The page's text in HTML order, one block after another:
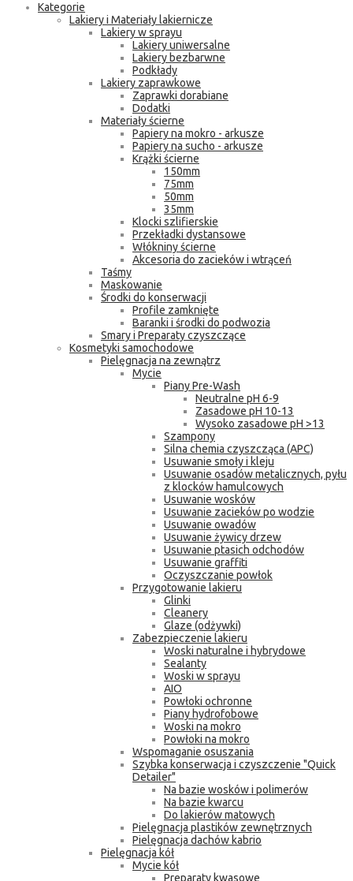
Kategorie
Lakiery i Materiały lakiernicze
Lakiery w sprayu
Lakiery uniwersalne
Lakiery bezbarwne
Podkłady
Lakiery zaprawkowe
Zaprawki dorabiane
Dodatki
Materiały ścierne
Papiery na mokro - arkusze
Papiery na sucho - arkusze
Krążki ścierne
150mm
75mm
50mm
35mm
Klocki szlifierskie
Przekładki dystansowe
Włókniny ścierne
Akcesoria do zacieków i wtrąceń
Taśmy
Maskowanie
Środki do konserwacji
Profile zamknięte
Baranki i środki do podwozia
Smary i Preparaty czyszczące
Kosmetyki samochodowe
Pielęgnacja na zewnątrz
Mycie
Piany Pre-Wash
Neutralne pH 6-9
Zasadowe pH 10-13
Wysoko zasadowe pH >13
Szampony
Silna chemia czyszcząca (APC)
Usuwanie smoły i kleju
Usuwanie osadów metalicznych, pyłu
z klocków hamulcowych
Usuwanie wosków
Usuwanie zacieków po wodzie
Usuwanie owadów
Usuwanie żywicy drzew
Usuwanie ptasich odchodów
Usuwanie graffiti
Oczyszczanie powłok
Przygotowanie lakieru
Glinki
Cleanery
Glaze (odżywki)
Zabezpieczenie lakieru
Woski naturalne i hybrydowe
Sealanty
Woski w sprayu
AIO
Powłoki ochronne
Piany hydrofobowe
Woski na mokro
Powłoki na mokro
Wspomaganie osuszania
Szybka konserwacja i czyszczenie "Quick
Detailer"
Na bazie wosków i polimerów
Na bazie kwarcu
Do lakierów matowych
Pielęgnacja plastików zewnętrznych
Pielęgnacja dachów kabrio
Pielęgnacja kół
Mycie kół
Preparaty kwasowe